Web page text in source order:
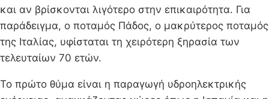
και αν βρίσκονται λιγότερο στην επικαιρότητα. Για
παράδειγμα, ο ποταμός Πάδος, ο μακρύτερος ποταμός
της Ιταλίας, υφίσταται τη χειρότερη ξηρασία των
τελευταίων 70 ετών.
Το πρώτο θύμα είναι η παραγωγή υδροηλεκτρικής